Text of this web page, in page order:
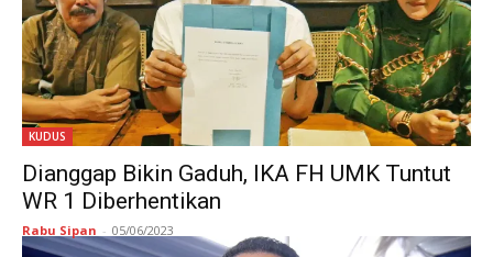
KUDUS
Dianggap Bikin Gaduh, IKA FH UMK Tuntut
WR 1 Diberhentikan
Rabu Sipan - 05/06/2023